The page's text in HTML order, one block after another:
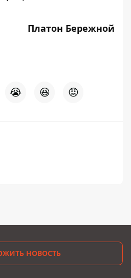
Платон Бережной
😭 😆 😡
НОВОСТЬ